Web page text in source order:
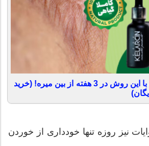
جای هر زخم و بخیه با این روش در 3 هفته از بین میره! (خرید
نیز روزه تنها خودداری از خوردن